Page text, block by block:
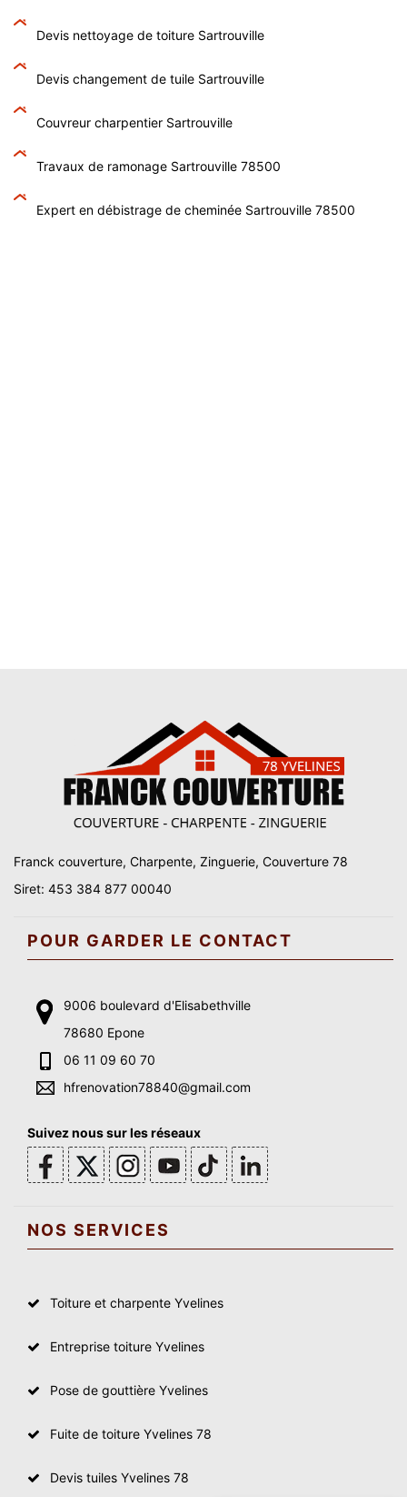
Devis nettoyage de toiture Sartrouville
Devis changement de tuile Sartrouville
Couvreur charpentier Sartrouville
Travaux de ramonage Sartrouville 78500
Expert en débistrage de cheminée Sartrouville 78500
Franck couverture, Charpente, Zinguerie, Couverture 78
Siret: 453 384 877 00040
POUR GARDER LE CONTACT
9006 boulevard d'Elisabethville
78680 Epone
06 11 09 60 70
hfrenovation78840@gmail.com
Suivez nous sur les réseaux
NOS SERVICES
Toiture et charpente Yvelines
Entreprise toiture Yvelines
Pose de gouttière Yvelines
Fuite de toiture Yvelines 78
Devis tuiles Yvelines 78